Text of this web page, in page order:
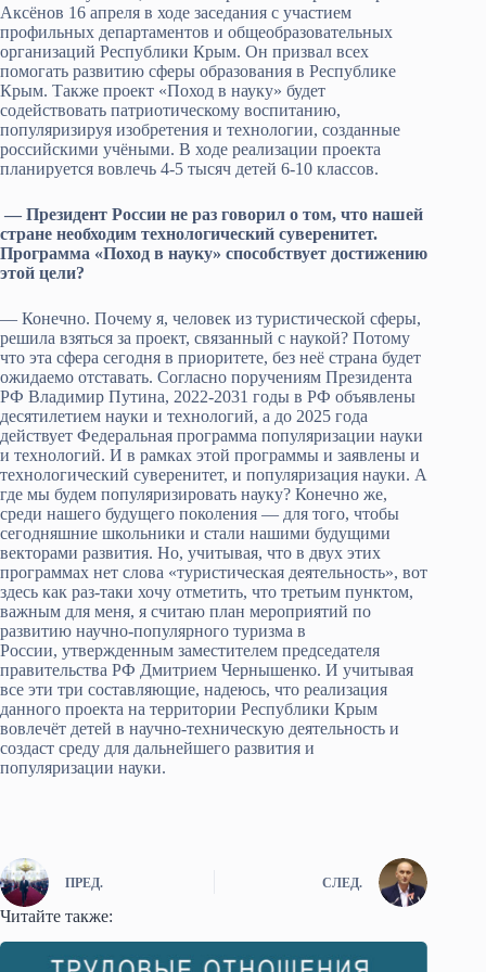
Аксёнов 16 апреля в ходе заседания с участием
профильных департаментов и общеобразовательных
организаций Республики Крым. Он призвал всех
помогать развитию сферы образования в Республике
Крым. Также проект «Поход в науку» будет
содействовать патриотическому воспитанию,
популяризируя изобретения и технологии, созданные
российскими учёными. В ходе реализации проекта
планируется вовлечь 4-5 тысяч детей 6-10 классов.
— Президент России не раз говорил о том, что нашей
стране необходим технологический суверенитет.
Программа «Поход в науку» способствует достижению
этой цели?
— Конечно. Почему я, человек из туристической сферы,
решила взяться за проект, связанный с наукой? Потому
что эта сфера сегодня в приоритете, без неё страна будет
ожидаемо отставать. Согласно поручениям Президента
РФ Владимир Путина, 2022-2031 годы в РФ объявлены
десятилетием науки и технологий, а до 2025 года
действует Федеральная программа популяризации науки
и технологий. И в рамках этой программы и заявлены и
технологический суверенитет, и популяризация науки. А
где мы будем популяризировать науку? Конечно же,
среди нашего будущего поколения — для того, чтобы
сегодняшние школьники и стали нашими будущими
векторами развития. Но, учитывая, что в двух этих
программах нет слова «туристическая деятельность», вот
здесь как раз-таки хочу отметить, что третьим пунктом,
важным для меня, я считаю план мероприятий по
развитию научно-популярного туризма в
России, утвержденным заместителем председателя
правительства РФ Дмитрием Чернышенко. И учитывая
все эти три составляющие, надеюсь, что реализация
данного проекта на территории Республики Крым
вовлечёт детей в научно-техническую деятельность и
создаст среду для дальнейшего развития и
популяризации науки.
ПРЕД. СЛЕД.
Читайте также: